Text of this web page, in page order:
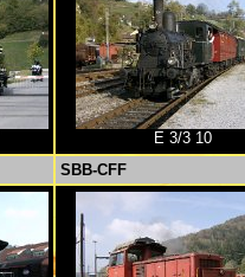
E 3/3 10
SBB-CFF